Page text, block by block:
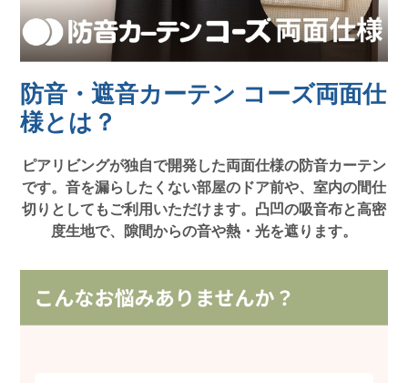
防音・遮音カーテン コーズ両面仕
様とは？
ピアリビングが独自で開発した両面仕様の防音カーテン
です。音を漏らしたくない部屋のドア前や、室内の間仕
切りとしてもご利用いただけます。凸凹の吸音布と高密
度生地で、隙間からの音や熱・光を遮ります。